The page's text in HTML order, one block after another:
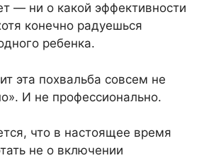
— ни о какой эффективности
конечно радуешься
ребенка.
эта похвальба совсем не
И не профессионально.
что в настоящее время
не о включении